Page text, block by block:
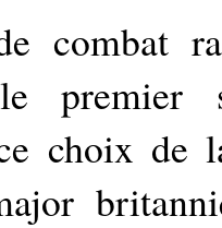
combat
premier
choix de